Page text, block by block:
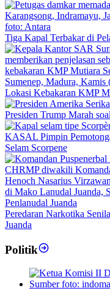
Tiga Kapal Terbakar di
Lokasi Kebakaran KMP
Presiden Trump Marah
KASAL Pimpin
Selam Scorpene
Peredaran Narkotika
Juanda
Politik